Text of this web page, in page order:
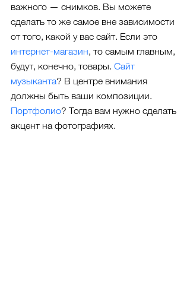
важного — снимков. Вы можете
сделать то же самое вне зависимости
от того, какой у вас сайт. Если это
интернет-магазин, то самым главным,
будут, конечно, товары. Сайт
музыканта? В центре внимания
должны быть ваши композиции.
Портфолио? Тогда вам нужно сделать
акцент на фотографиях.